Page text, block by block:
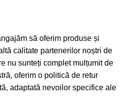
să oferim produse și
calitate partenerilor noștri de
nu sunteți complet mulțumit de
oferim o politică de retur
adaptată nevoilor specifice ale